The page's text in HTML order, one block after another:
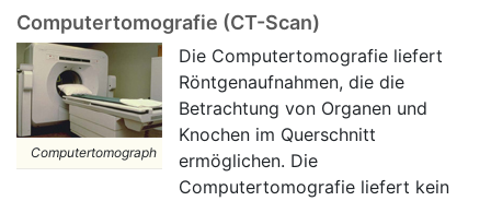
Computertomografie (CT-Scan)
Computertomograph
Die Computertomografie liefert
Röntgenaufnahmen, die die
Betrachtung von Organen und
Knochen im Querschnitt
ermöglichen. Die
Computertomografie liefert kein